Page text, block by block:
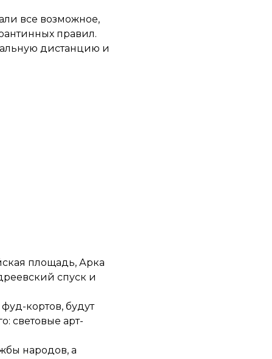
все возможное,
правил.
дистанцию и
площадь, Арка
спуск и
кортов, будут
световые арт-
народов, а